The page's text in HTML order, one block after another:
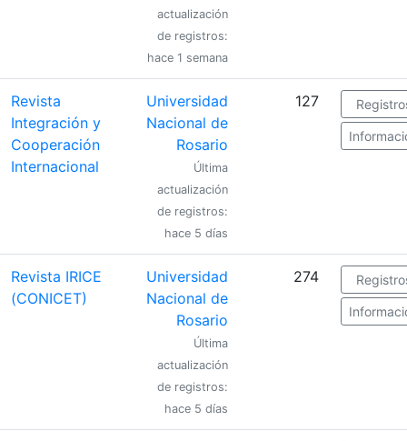
actualización
de registros:
hace 1 semana
Revista
Integración y
Cooperación
Internacional
Universidad
Nacional de
Rosario
Última
actualización
de registros:
hace 5 días
127
Revista IRICE
(CONICET)
Universidad
Nacional de
Rosario
Última
actualización
de registros:
hace 5 días
274